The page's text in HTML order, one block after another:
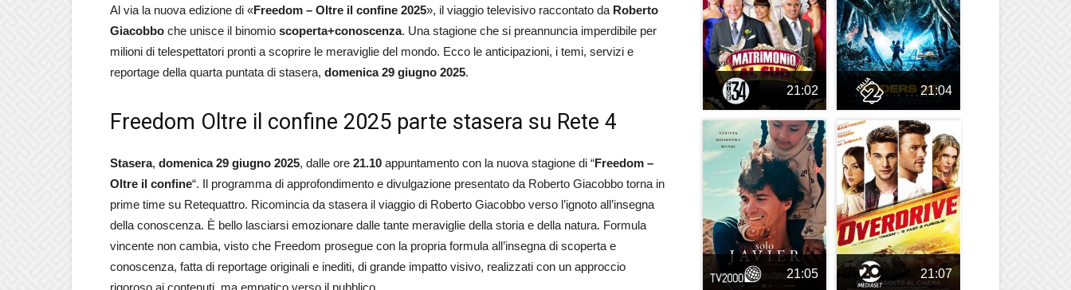
Al via la nuova edizione di «Freedom – Oltre il confine 2025», il viaggio televisivo raccontato da Roberto
Giacobbo che unisce il binomio scoperta+conoscenza. Una stagione che si preannuncia imperdibile per
milioni di telespettatori pronti a scoprire le meraviglie del mondo. Ecco le anticipazioni, i temi, servizi e
reportage della quarta puntata di stasera, domenica 29 giugno 2025.
Freedom Oltre il confine 2025 parte stasera su Rete 4
Stasera, domenica 29 giugno 2025, dalle ore 21.10 appuntamento con la nuova stagione di “Freedom –
Oltre il confine“. Il programma di approfondimento e divulgazione presentato da Roberto Giacobbo torna in
prime time su Retequattro. Ricomincia da stasera il viaggio di Roberto Giacobbo verso l’ignoto all’insegna
della conoscenza. È bello lasciarsi emozionare dalle tante meraviglie della storia e della natura. Formula
vincente non cambia, visto che Freedom prosegue con la propria formula all’insegna di scoperta e
conoscenza, fatta di reportage originali e inediti, di grande impatto visivo, realizzati con un approccio
rigoroso ai contenuti, ma empatico verso il pubblico.
21:02 21:04
21:05 21:07